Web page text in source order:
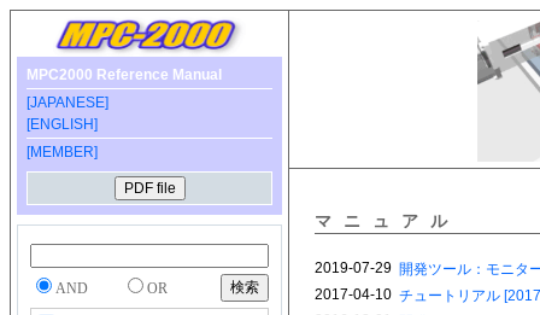
MPC2000 Reference Manual
[JAPANESE]
[ENGLISH]
[MEMBER]
AND OR
マニュアル